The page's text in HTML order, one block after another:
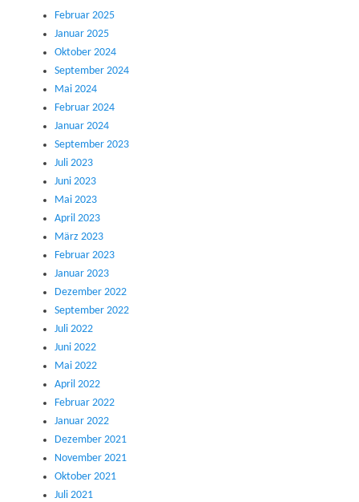
Februar 2025
Januar 2025
Oktober 2024
September 2024
Mai 2024
Februar 2024
Januar 2024
September 2023
Juli 2023
Juni 2023
Mai 2023
April 2023
März 2023
Februar 2023
Januar 2023
Dezember 2022
September 2022
Juli 2022
Juni 2022
Mai 2022
April 2022
Februar 2022
Januar 2022
Dezember 2021
November 2021
Oktober 2021
Juli 2021